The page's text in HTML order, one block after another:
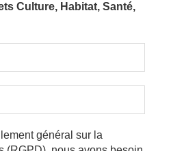
Culture, Habitat, Santé,
général sur la